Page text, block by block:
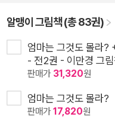
알맹이 그림책 (총 83권)
엄마는 그것도 몰라?
- 전2권 - 이만경 그
판매가 31,320원
엄마는 그것도 몰라?
판매가17,820원